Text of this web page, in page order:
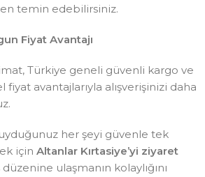
temin edebilirsiniz.
Fiyat Avantajı
Türkiye geneli güvenli kargo ve
avantajlarıyla alışverişinizi daha
her şeyi güvenle tek
için Altanlar Kırtasiye’yi ziyaret
ulaşmanın kolaylığını